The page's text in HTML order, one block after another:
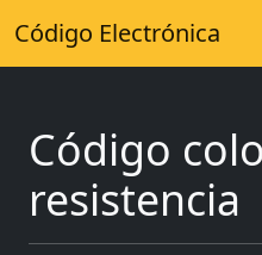
Código Electrónica
Código
resistencia